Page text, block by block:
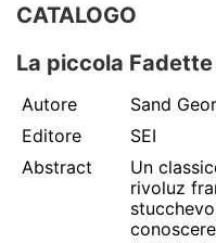
CATALOGO
La piccola Fadette
Autore
Sand
Editore
SEI
Abstract
Un
rivoluz